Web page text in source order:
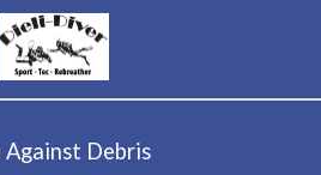
Against Debris